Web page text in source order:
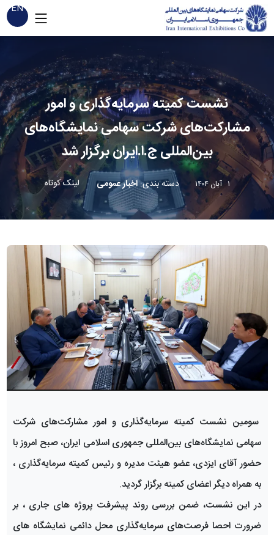
EN
نشست کمیته سرمایه‌گذاری و امور
مشارکت‌های شرکت سهامی نمایشگاه‌های
بین‌المللی ج.ا.ایران برگزار شد
۱ آبان ۱۴۰۴ دسته بندی:اخبار عمومی لینک کوتاه
سومین نشست کمیته سرمایه‌گذاری و امور مشارکت‌های شرکت
سهامی نمایشگاه‌های بین‌المللی جمهوری اسلامی ایران، صبح امروز با
حضور آقای ایزدی، عضو هیئت مدیره و رئیس کمیته سرمایه‌گذاری ،
به همراه دیگر اعضای کمیته برگزار گردید.
در این نشست، ضمن بررسی روند پیشرفت پروژه های جاری ، بر
ضرورت احصا فرصت‌های سرمایه‌گذاری محل دائمی نمایشگاه های